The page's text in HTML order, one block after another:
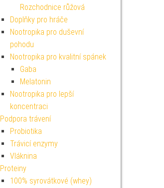
Rozchodnice růžová
Doplňky pro hráče
Nootropika pro duševní
pohodu
Nootropika pro kvalitní spánek
Gaba
Melatonin
Nootropika pro lepší
koncentraci
Podpora trávení
Probiotika
Trávicí enzymy
Vláknina
Proteiny
100% syrovátkové (whey)